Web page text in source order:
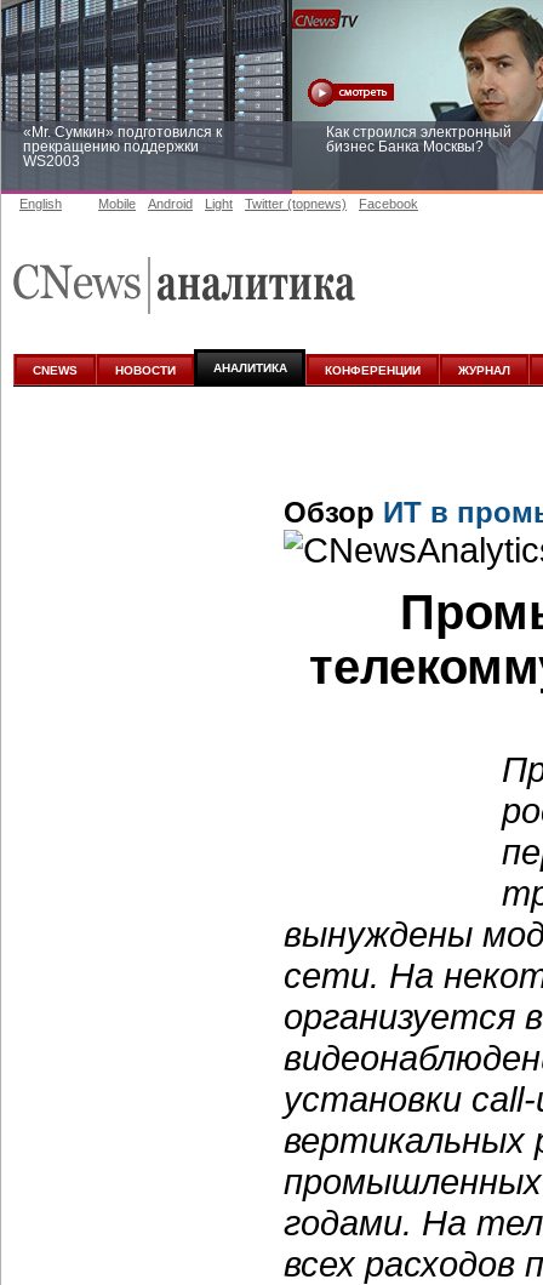
«Mr. Сумкин» подготовился к
прекращению поддержки
WS2003
Как строился электронный
бизнес Банка Москвы?
аналитике
English Mobile Android Light Twitter (topnews) Facebook
CNEWS НОВОСТИ АНАЛИТИКА КОНФЕРЕНЦИИ ЖУРНАЛ
Обзор ИТ в
вынуждены
сети. На
организуется
установки
вертикальных
годами. На
всех